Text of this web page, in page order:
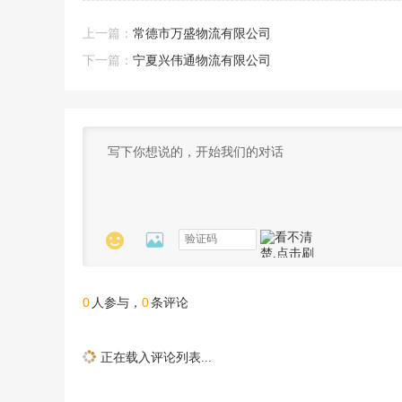
上一篇： 常德市万盛物流有限公司
下一篇： 宁夏兴伟通物流有限公司
 
0 人参与， 0条评论
正在载入评论列表...